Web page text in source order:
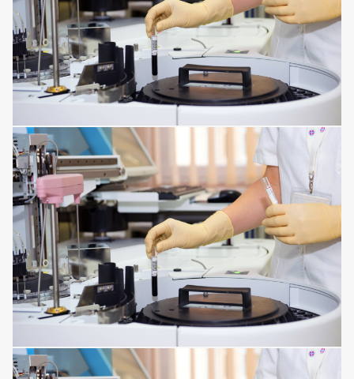
SPINE DISORDERS
CORNEA ISSUES